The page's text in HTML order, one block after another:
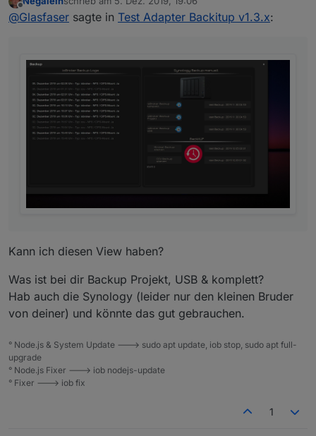
.backup-history{
    display:block !important;
}
.backup-type-iobroker
    {
        float:left !important;
        color:white !important;
        font-size:15px !important;
    }
.backup-type-komplett
        color:yellow !important;
        float:left !important;
        font-size:15px !important;
    }
Offline zuletzt editiert von
@Glasfaser sagte in Test Adapter Backitup v1.3.x:
Kann ich diesen View haben?
Was ist bei dir Backup Projekt, USB & komplett?
Hab auch die Synology (leider nur den kleinen Bruder
von deiner) und könnte das gut gebrauchen.
° Node.js & System Update ---> sudo apt update, iob stop, sudo apt full-
upgrade
° Node.js Fixer ---> iob nodejs-update
° Fixer ---> iob fix
1